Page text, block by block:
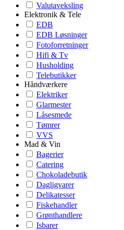
Valutaveksling
Elektronik & Tele
EDB
EDB Løsninger
Fotoforretninger
Hifi & Tv
Husholding
Telebutikker
Håndværkere
Elektriker
Glarmester
Låsesmede
Tømrer
VVS
Mad & Vin
Bagerier
Catering
Chokoladebutik
Dagligvarer
Delikatesser
Fiskehandler
Grønthandlere
Isbarer